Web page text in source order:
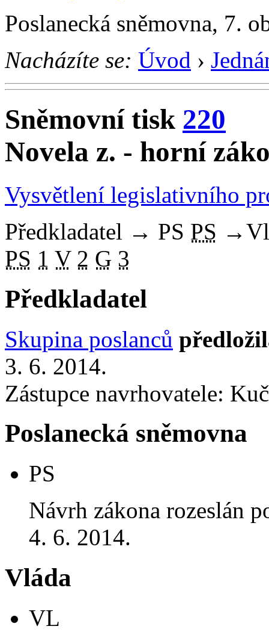
Poslanecká sněmovna, 7.
Nacházíte se: Úvod ›
Sněmovní tisk 220
Novela z. - horní
Vysvětlení legislativního
Předkladatel → PS PS →
PS 1 V 2 G 3
Předkladatel
Skupina poslanců
3. 6. 2014.
Zástupce navrhovatele:
Poslanecká sněmovna
PS
Návrh zákona rozeslán
4. 6. 2014.
Vláda
VL